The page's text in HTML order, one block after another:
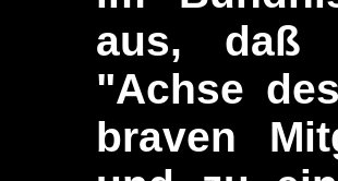
aus, daß
"Achse
braven